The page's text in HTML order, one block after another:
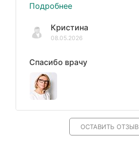
Подробнее
Кристина
08.05.2026
Спасибо врачу
ОСТАВИТЬ ОТЗЫВ